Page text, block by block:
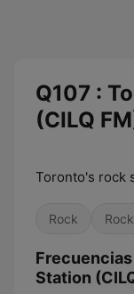
Q107 :
(CILQ
Toronto's rock
Rock
Station